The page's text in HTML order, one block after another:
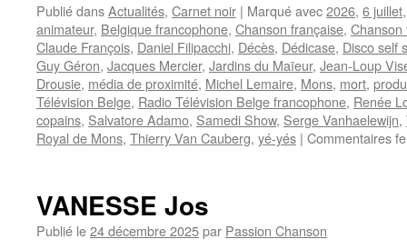
Publié dansActualités, Carnet noir | Marqué avec2026, 6 juillet
animateur, Belgique francophone, Chanson française, Chanson
Claude François, Daniel Filipacchi, Décès, Dédicase, Disco self
Guy Géron, Jacques Mercier, Jardins du Maïeur, Jean-Loup
Drousie, média de proximité, Michel Lemaire, Mons, mort,
Télévision Belge, Radio Télévision Belge francophone, Renée
copains, Salvatore Adamo, Samedi Show, Serge Vanhaelewijn,
Royal de Mons, Thierry Van Cauberg, yé-yés | Commentaires
VANESSE Jos
Publié le24 décembre 2025par Passion Chanson